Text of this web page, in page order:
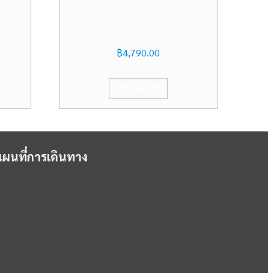
฿4,790.00
ผนที่การเดินทาง